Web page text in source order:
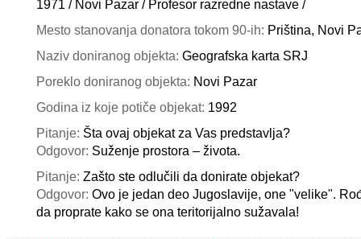
1971 / Novi Pazar / Profesor razredne nastave /
Mesto stanovanja donatora tokom 90-ih: Priština, Novi
Naziv doniranog objekta: Geografska karta SRJ
Poreklo doniranog objekta: Novi Pazar
Godina iz koje potiče objekat: 1992
Pitanje: Šta ovaj objekat za Vas predstavlja?
Odgovor: Suženje prostora – života.
Pitanje: Zašto ste odlučili da donirate objekat?
Odgovor: Ovo je jedan deo Jugoslavije, one "velike".
da proprate kako se ona teritorijalno sužavala!